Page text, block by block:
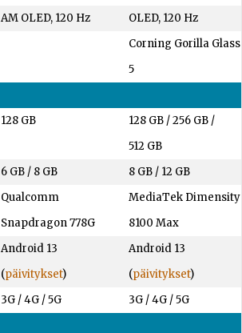
AM OLED, 120 Hz
OLED, 120 Hz
Corning Gorilla Glass
5
128 GB 128 GB /256 GB /
512 GB
6 GB/ 8 GB 8 GB / 12 GB
Qualcomm
Snapdragon 778G
MediaTek Dimensity
8100 Max
Android 13
(päivitykset)
Android 13
(päivitykset)
3G / 4G / 5G
3G / 4G / 5G